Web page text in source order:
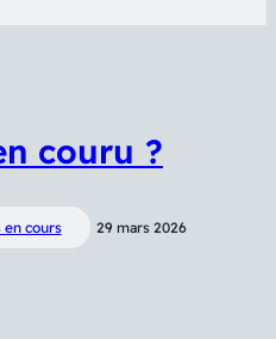
couru ?
cours 29 mars 2026